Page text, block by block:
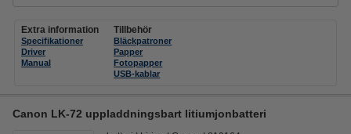
Extra information
Specifikationer
Driver
Manual
Tillbehör
Bläckpatroner
Papper
Fotopapper
USB-kablar
Canon LK-72 uppladdningsbart litiumjonbatteri